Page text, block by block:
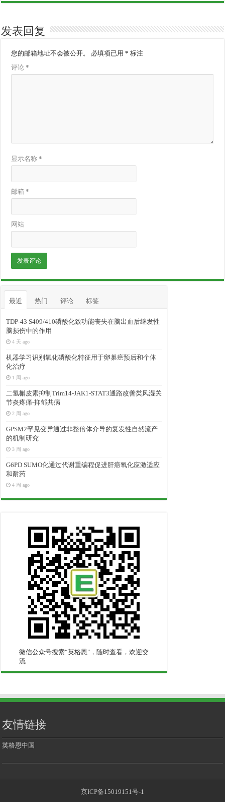
发表回复
您的邮箱地址不会被公开。 必填项已用* 标注
评论*
显示名称*
邮箱*
网站
最近 热门 评论 标签
TDP-43 S409/410磷酸化致功能丧失在脑出血后继发性
脑损伤中的作用
4 天 ago
机器学习识别氧化磷酸化特征用于卵巢癌预后和个体
化治疗
1 周 ago
二氢槲皮素抑制Trim14-JAK1-STAT3通路改善类风湿关
节炎疼痛-抑郁共病
2 周 ago
GPSM2罕见变异通过非整倍体介导的复发性自然流产
的机制研究
3 周 ago
G6PD SUMO化通过代谢重编程促进肝癌氧化应激适应
和耐药
4 周 ago
微信公众号搜索“英格恩"，随时查看，欢迎交
流
友情链接
英格恩中国
京ICP备15019151号-1